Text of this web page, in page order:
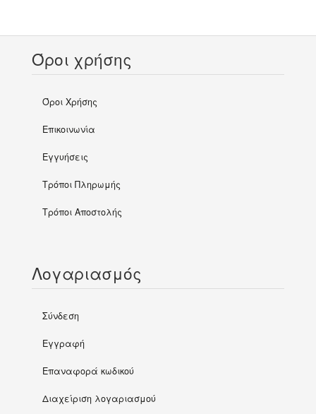
Όροι χρήσης
Όροι Χρήσης
Επικοινωνία
Εγγυήσεις
Τρόποι Πληρωμής
Τρόποι Αποστολής
Λογαριασμός
Σύνδεση
Εγγραφή
Επαναφορά κωδικού
Διαχείριση λογαριασμού